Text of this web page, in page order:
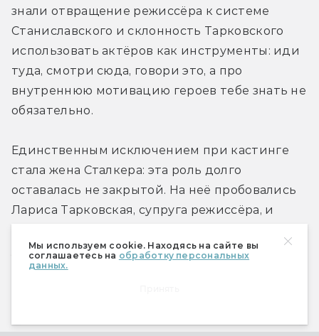
Мы используем cookie. Находясь на сайте вы
соглашаетесь на обработку персональных
данных.
знали отвращение режиссёра к системе
Станиславского и склонность Тарковского
использовать актёров как инструменты: иди
туда, смотри сюда, говори это, а про
внутреннюю мотивацию героев тебе знать не
обязательно.
Единственным исключением при кастинге
стала жена Сталкера: эта роль долго
оставалась не закрытой. На неё пробовались
Лариса Тарковская, супруга режиссёра, и
утвердил Алису Фрейндлих — сразу после
окончания съёмок «Служебного романа»,